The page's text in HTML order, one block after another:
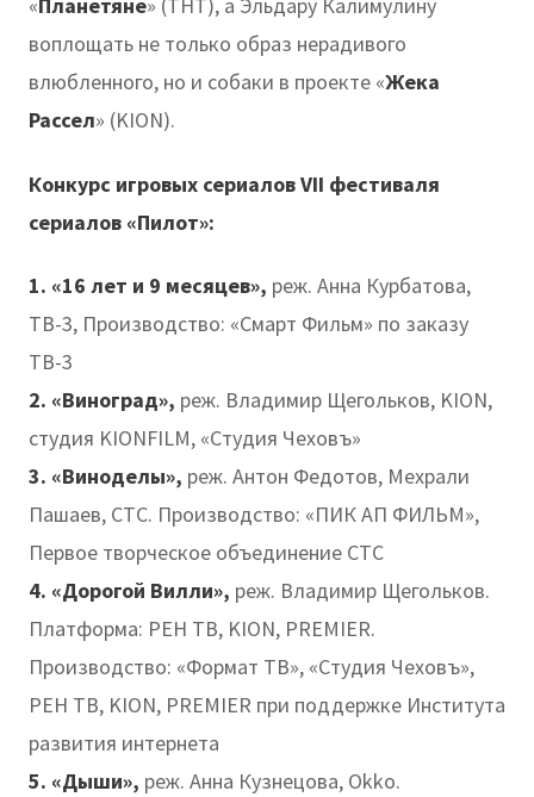
воплощать не только образ нерадивого
влюбленного, но и собаки в проекте «Жека
Рассел» (KION).
Конкурс игровых сериалов VII фестиваля
сериалов «Пилот»:
1. «16 лет и 9 месяцев», реж. Анна Курбатова,
ТВ-3, Производство: «Смарт Фильм» по заказу
ТВ-3
2. «Виноград», реж. Владимир Щегольков, KION,
студия KIONFILM, «Студия Чеховъ»
3. «Виноделы», реж. Антон Федотов, Мехрали
Пашаев, СТС. Производство: «ПИК АП ФИЛЬМ»,
Первое творческое объединение СТС
4. «Дорогой Вилли», реж. Владимир Щегольков.
Платформа: РЕН ТВ, KION, PREMIER.
Производство: «Формат ТВ», «Студия Чеховъ»,
РЕН ТВ, KION, PREMIER при поддержке Института
развития интернета
5. «Дыши», реж. Анна Кузнецова, Okko.